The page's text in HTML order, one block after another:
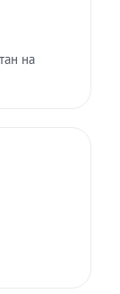
на